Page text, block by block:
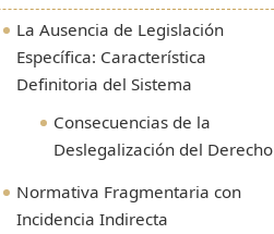
La Ausencia de Legislación
Específica: Característica
Definitoria del Sistema
Consecuencias de la
Deslegalización del Derecho
Normativa Fragmentaria con
Incidencia Indirecta